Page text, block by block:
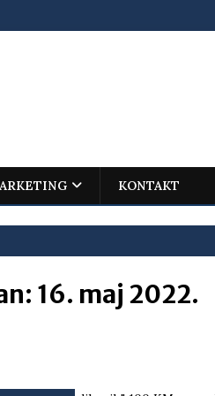
KONTAKT
mladog Trebinjca na Međunarodnoj
LIČNI STAV
16. maj 2022.